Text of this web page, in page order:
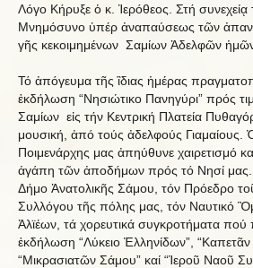
Λόγο Κήρυξε ὁ κ. Ἱερόθεος. Στή συνεχείᾳ
Μνημόσυνο ὑπέρ ἀναπαύσεως τῶν
γῆς κεκοιμημένων Σαμίων Ἀδελφῶν
Τό ἀπόγευμα τῆς ἳδιας ἡμέρας
ἐκδήλωση “Νησιώτικο Πανηγύρι” πρός
Σαμίων εἰς τήν Κεντρική Πλατεία
μουσική, ἀπό τούς ἀδελφούς Γιαμαίους.
Ποιμενάρχης μας ἀπηύθυνε χαιρετισμό
ἀγάπη τῶν ἀποδήμων πρός τό Νησί μας.
Δήμο Ἀνατολικῆς Σάμου, τόν Πρόεδρο
Συλλόγου τῆς πόλης μας, τόν Ναυτικό
Ἀλϊέων, τά χορευτικά συγκροτήματα πού
ἐκδήλωση “Λύκειο Ἑλληνίδων”, “Καπετᾶν
“Μικρασιατῶν Σάμου” καί “Ἱεροῦ Ναοῦ